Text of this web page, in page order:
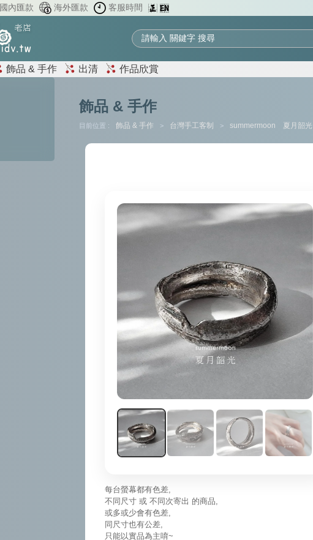
國內匯款 海外匯款 客服時間
飾品 & 手作 出清
作品欣賞
飾品 & 手作
目前位置 : 飾品 & 手作 > 台灣手工客制 > summermoon 夏月韶光
每台螢幕都有色差,
不同尺寸 或 不同次寄出 的商品,
或多或少會有色差,
同尺寸也有公差,
只能以實品為主唷~